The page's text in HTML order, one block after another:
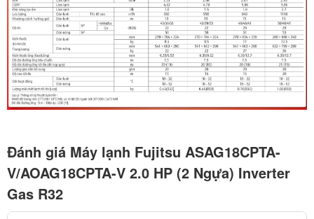
Đánh giá Máy lạnh Fujitsu ASAG18CPTA-
V/AOAG18CPTA-V 2.0 HP (2 Ngựa) Inverter
Gas R32